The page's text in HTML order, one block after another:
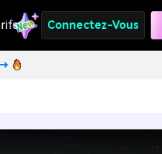
Connectez-Vous